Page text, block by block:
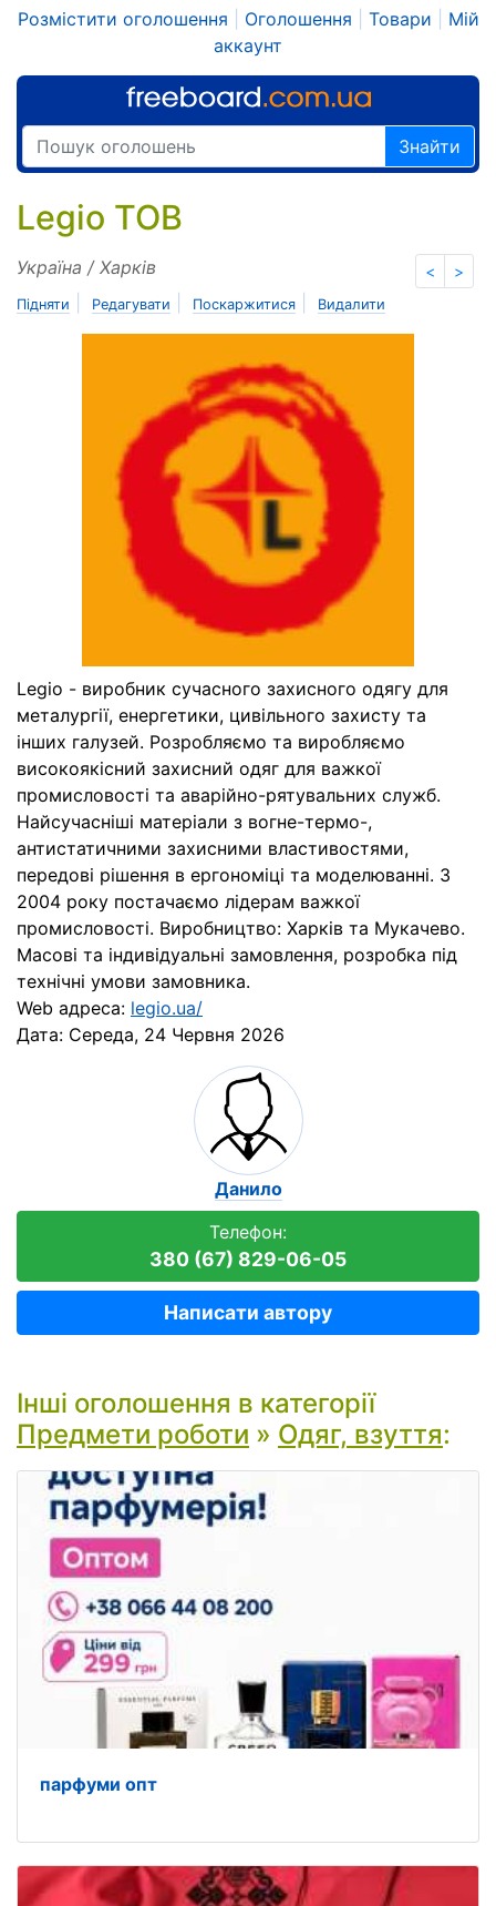
Розмістити оголошення Оголошення Товари
Мій
аккаунт
Знайти
Legio ТОВ
< >
Україна / Харків
Підняти Редагувати Поскаржитися Видалити
Legio - виробник сучасного захисного одягу для
металургії, енергетики, цивільного захисту та
інших галузей. Розробляємо та виробляємо
високоякісний захисний одяг для важкої
промисловості та аварійно-рятувальних служб.
Найсучасніші матеріали з вогне-термо-,
антистатичними захисними властивостями,
передові рішення в ергономіці та моделюванні. З
2004 року постачаємо лідерам важкої
промисловості. Виробництво: Харків та Мукачево.
Масові та індивідуальні замовлення, розробка під
технічні умови замовника.
Web адреса: legio.ua/
Дата: Середа, 24 Червня 2026
Данило
Телефон:
380 (67) 829-06-05
Написати автору
Інші оголошення в категорії
Предмети роботи » Одяг, взуття:
парфуми опт